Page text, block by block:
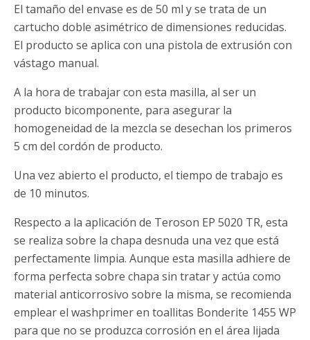
El tamaño del envase es de 50 ml y se trata de un
cartucho doble asimétrico de dimensiones reducidas.
El producto se aplica con una pistola de extrusión con
vástago manual.
A la hora de trabajar con esta masilla, al ser un
producto bicomponente, para asegurar la
homogeneidad de la mezcla se desechan los primeros
5 cm del cordón de producto.
Una vez abierto el producto, el tiempo de trabajo es
de 10 minutos.
Respecto a la aplicación de Teroson EP 5020 TR, esta
se realiza sobre la chapa desnuda una vez que está
perfectamente limpia. Aunque esta masilla adhiere de
forma perfecta sobre chapa sin tratar y actúa como
material anticorrosivo sobre la misma, se recomienda
emplear el washprimer en toallitas Bonderite 1455 WP
para que no se produzca corrosión en el área lijada